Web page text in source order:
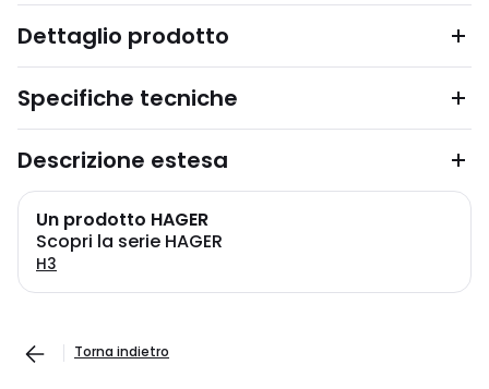
Dettaglio prodotto
Specifiche tecniche
Descrizione estesa
Un prodotto HAGER
Scopri la serie HAGER
H3
Torna indietro